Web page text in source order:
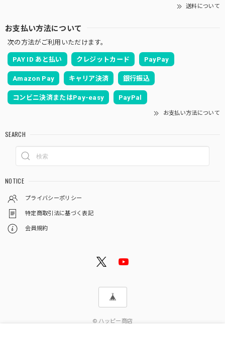
送料について
お支払い方法について
次の方法がご利用いただけます。
PAY ID あと払い クレジットカード PayPay
Amazon Pay キャリア決済 銀行振込
コンビニ決済またはPay-easy PayPal
お支払い方法について
SEARCH
NOTICE
プライバシーポリシー
特定商取引法に基づく表記
会員規約
© ハッピー商店